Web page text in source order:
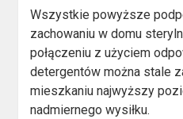
Wszystkie powyższe
zachowaniu w domu
połączeniu z użyciem
detergentów można stale
mieszkaniu najwyższy
nadmiernego wysiłku.